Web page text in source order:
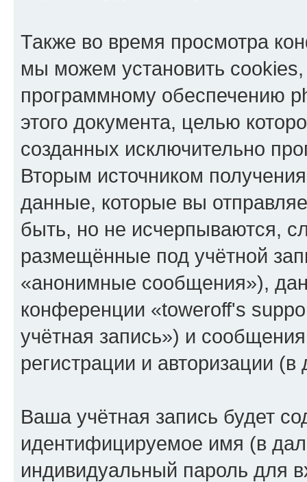
Также во время просмотра
мы можем установить
программному обеспечению
этого документа, целью
созданных исключительно
Вторым источником
данные, которые вы
быть, но не исчерпываются,
размещённые под учётной
«анонимные сообщения»),
конференции «toweroff's
учётная запись») и
регистрации и авторизации
Ваша учётная запись будет
идентифицируемое имя (в
индивидуальный пароль для